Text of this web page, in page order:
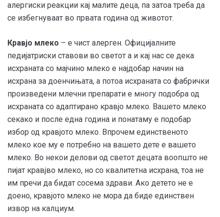
алергиски реакции кај малите деца, па затоа треба да
се избегнуваат во првата година од животот.
Кравјо млеко – е чист алерген. Официјалните
педијатриски ставови во светот а и кај нас се дека
исхраната со мајчино млеко е најдобар начин на
исхрана за доенчињата, а потоа исхраната со фабрички
произведени млечни препарати е многу подобра од
исхраната со адаптирано кравјо млеко. Вашето млеко
секако и после една година и понатаму е подобар
избор од кравјото млеко. Впрочем единственото
млеко кое му е потребно на вашето дете е вашето
млеко. Во некои делови од светот децата воопшто не
пијат кравјво млеко, но со квалитетна исхрана, тоа не
им пречи да бидат сосема здрави. Ако детето не е
доено, кравјото млеко не мора да биде единствен
извор на калциум.